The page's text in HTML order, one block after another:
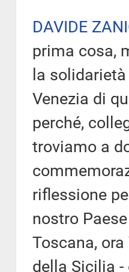
DAVIDE
prima cosa,
la
Venezia di
perché,
troviamo a
riflessione
nostro
Toscana,
della Sicilia -